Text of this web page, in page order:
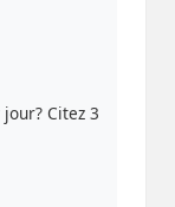
Citez 3